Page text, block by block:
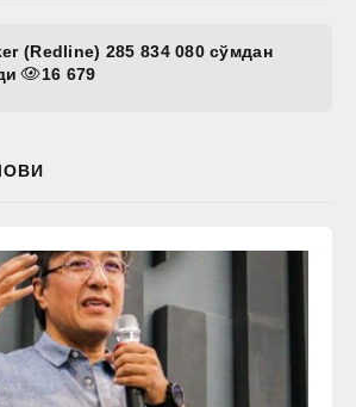
(Redline) 285 834 080 сўмдан
16 679